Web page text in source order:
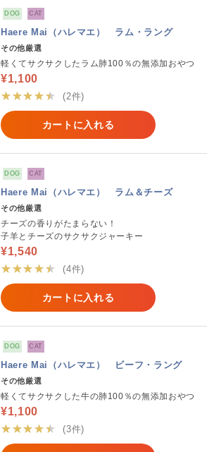
DOG CAT
Haere Mai（ハレマエ） ラム・ラング
その他厳選
軽くてサクサクしたラム肺100％の無添加おやつ
¥1,100
★★★★★
(2件)
カートに入れる
DOG CAT
Haere Mai（ハレマエ） ラム＆チーズ
その他厳選
チーズの香りがたまらない！
子羊とチーズのサクサクジャーキー
¥1,540
★★★★★
(4件)
カートに入れる
DOG CAT
Haere Mai（ハレマエ） ビーフ・ラング
その他厳選
軽くてサクサクした牛の肺100％の無添加おやつ
¥1,100
★★★★★
(3件)